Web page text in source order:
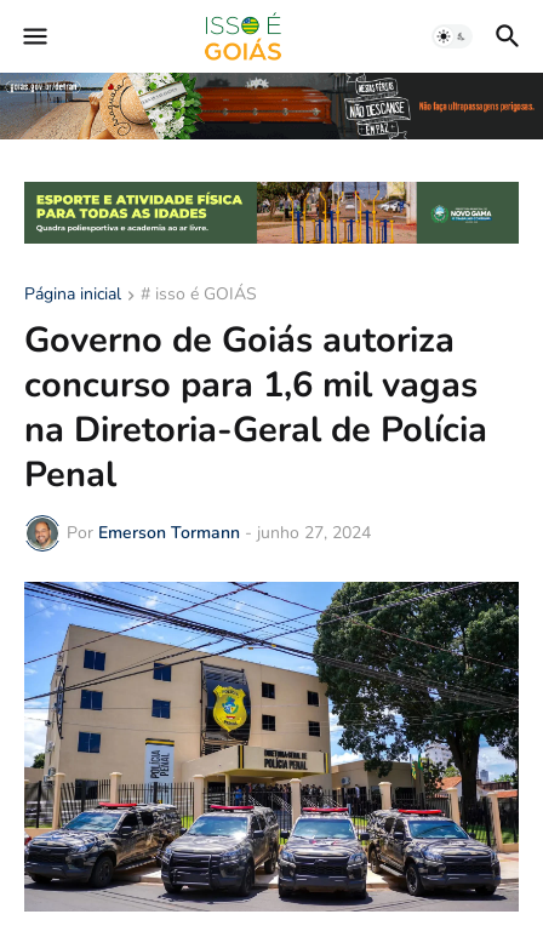
Página inicial # isso é GOIÁS
Governo de Goiás autoriza
concurso para 1,6 mil vagas
na Diretoria-Geral de Polícia
Penal
Por Emerson Tormann - junho 27, 2024